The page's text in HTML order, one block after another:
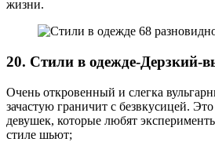
жизни.
20. Стили в одежде-
Очень откровенный и слегка
зачастую граничит с безвкусицей.
девушек, которые любят
стиле шьют;